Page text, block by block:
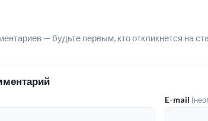
— будьте первым, кто откликнется на
E-mail